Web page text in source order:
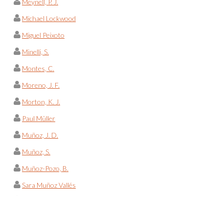
Meynell, P. J.
Michael Lockwood
Miguel Peixoto
Minelli, S.
Montes, C.
Moreno, J. F.
Morton, K. J.
Paul Müller
Muñoz, J. D.
Muñoz, S.
Muñoz-Pozo, B.
Sara Muñoz Vallés